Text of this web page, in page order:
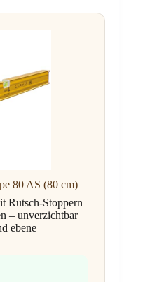
80 AS (80 cm)
Rutsch-Stoppern
– unverzichtbar
ebene